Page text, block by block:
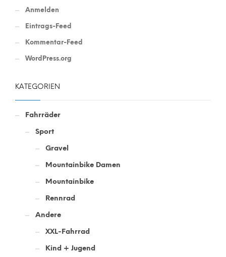
Anmelden
Eintrags-Feed
Kommentar-Feed
WordPress.org
KATEGORIEN
Fahrräder
Sport
Gravel
Mountainbike Damen
Mountainbike
Rennrad
Andere
XXL-Fahrrad
Kind + Jugend